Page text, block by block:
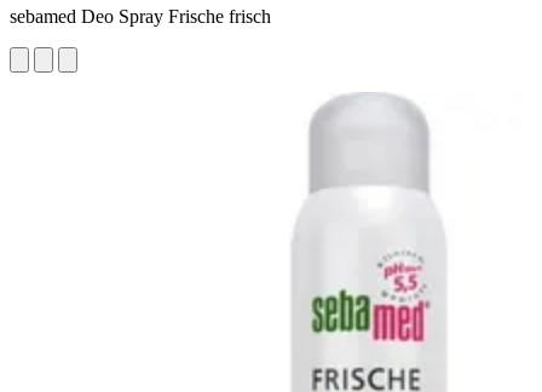
sebamed Deo Spray Frische frisch